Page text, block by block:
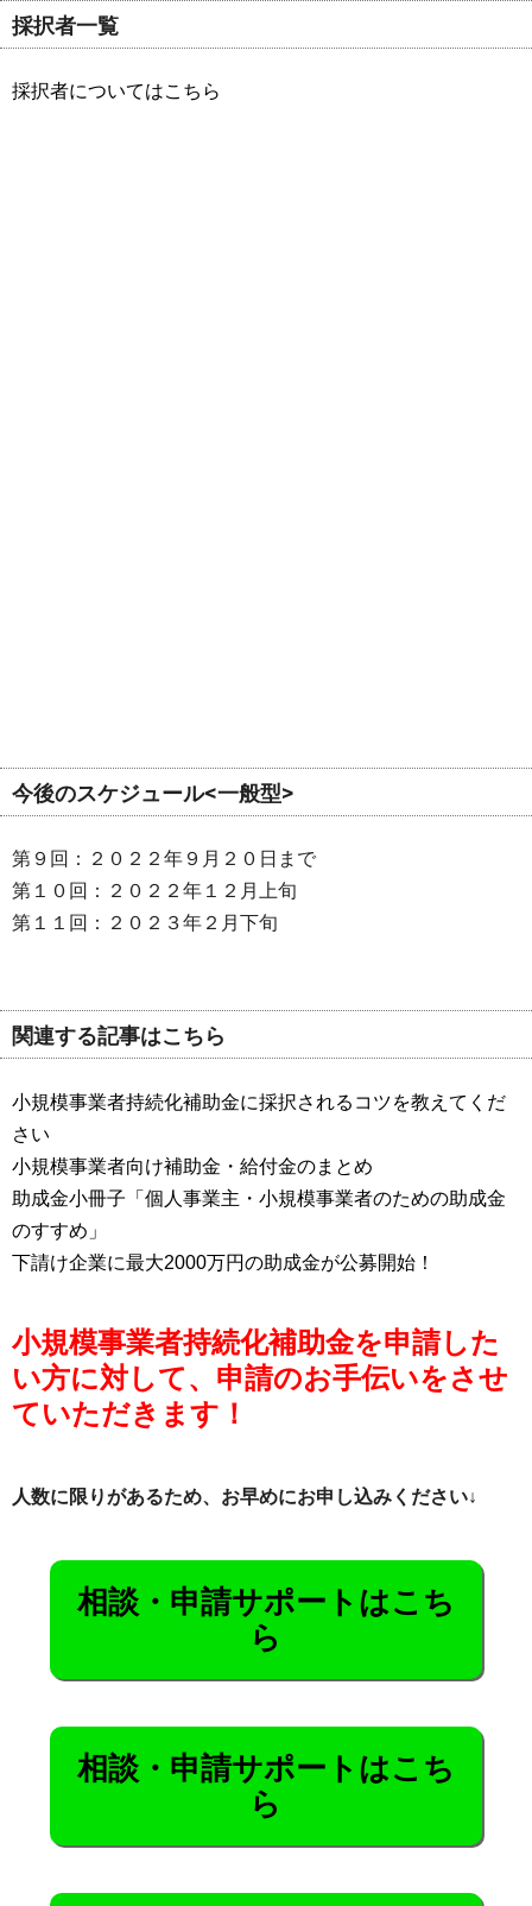
採択者一覧
採択者についてはこちら
今後のスケジュール<一般型>
第９回：２０２２年９月２０日まで
第１０回：２０２２年１２月上旬
第１１回：２０２３年２月下旬
関連する記事はこちら
小規模事業者持続化補助金に採択されるコツを教えてくだ
さい
小規模事業者向け補助金・給付金のまとめ
助成金小冊子「個人事業主・小規模事業者のための助成金
のすすめ」
下請け企業に最大2000万円の助成金が公募開始！
小規模事業者持続化補助金を申請した
い方に対して、申請のお手伝いをさせ
ていただきます！
人数に限りがあるため、お早めにお申し込みください↓
相談・申請サポートはこち
ら
相談・申請サポートはこち
ら